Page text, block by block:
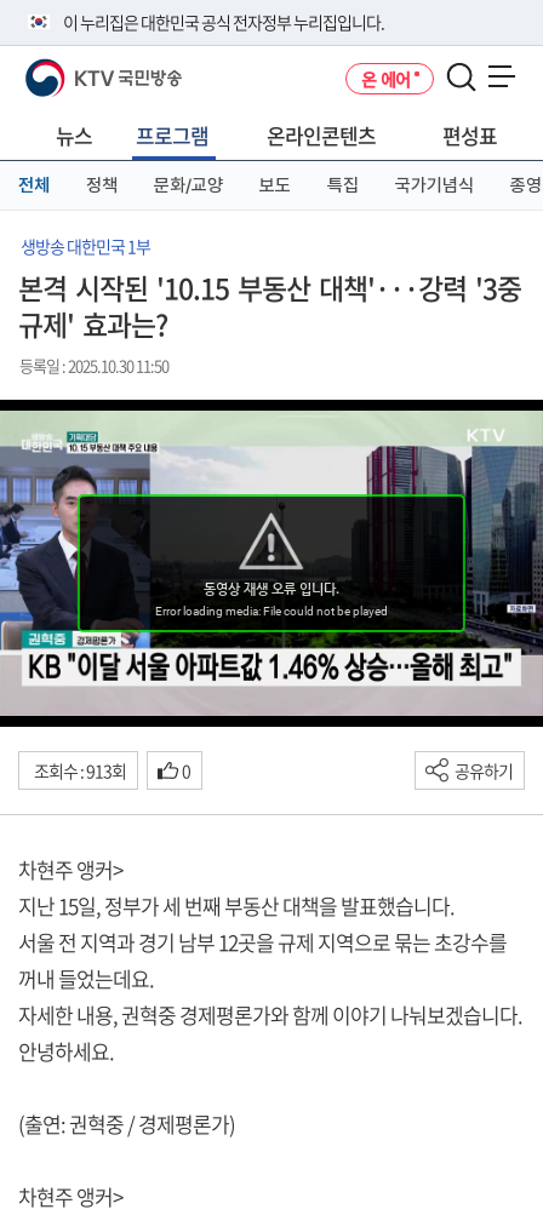
이 누리집은 대한민국 공식 전자정부 누리집입니다.
공식 누리집 주소 확인하기
니다.
이밖에 or.kr 또는 .kr등 다른 도메인 주소를 사용하고 있다면 아래 URL에
서 도메인 주소를 확인해 보세요
KTV 국민방송 온 에어
뉴스 프로그램 온라인콘텐츠 편성표
전체 정책 문화/교양 보도 특집 국가기념식 종영
생방송 대한민국 1부
본격 시작된 '10.15 부동산 대책'···강력 '3중
규제' 효과는?
등록일 : 2025.10.30 11:50
조회수 : 913회 0 공유하기
차현주 앵커>
지난 15일, 정부가 세 번째 부동산 대책을 발표했습니다.
서울 전 지역과 경기 남부 12곳을 규제 지역으로 묶는 초강수를
꺼내 들었는데요.
자세한 내용, 권혁중 경제평론가와 함께 이야기 나눠보겠습니다.
안녕하세요.
(출연: 권혁중 / 경제평론가)
차현주 앵커>